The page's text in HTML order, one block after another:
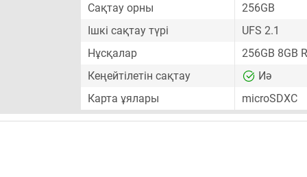
Сақтау орны
256GB
Ішкі сақтау түрі
UFS 2.1
Нұсқалар
256GB 8GB
Кеңейтілетін сақтау
Иә
Карта ұялары
microSDXC